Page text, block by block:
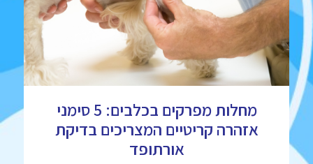
מחלות מפרקים בכלבים: 5 סימני
אזהרה קריטיים המצריכים בדיקת
אורתופד